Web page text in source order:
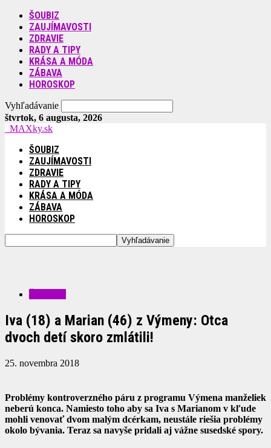
ŠOUBIZ
ZAUJÍMAVOSTI
ZDRAVIE
RADY A TIPY
KRÁSA A MÓDA
ZÁBAVA
HOROSKOP
Vyhľadávanie
štvrtok, 6 augusta, 2026
MAXky.sk
ŠOUBIZ
ZAUJÍMAVOSTI
ZDRAVIE
RADY A TIPY
KRÁSA A MÓDA
ZÁBAVA
HOROSKOP
Iva (18) a Marian (46) z Výmeny: Otca
dvoch detí skoro zmlátili!
25. novembra 2018
Problémy kontroverzného páru z programu Výmena manželiek
neberú konca. Namiesto toho aby sa Iva s Marianom v kľude
mohli venovať dvom malým dcérkam, neustále riešia problémy
okolo bývania. Teraz sa navyše pridali aj vážne susedské spory.